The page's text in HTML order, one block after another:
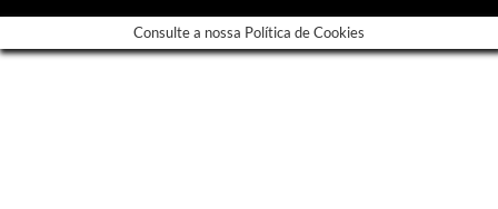
Consulte a nossa Política de Cookies